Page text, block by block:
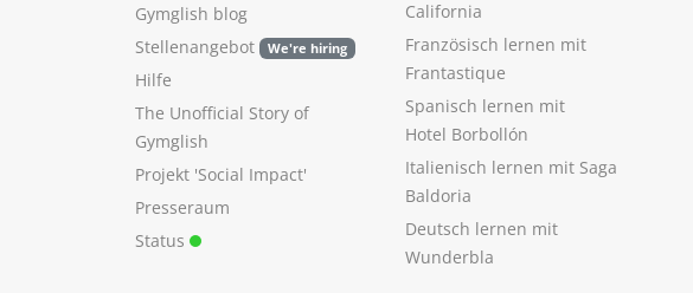
Gymglish blog
Stellenangebot
We're hiring
Hilfe
The Unofficial Story of
Gymglish
Projekt 'Social Impact'
Presseraum
Status
California
Französisch lernen mit
Frantastique
Spanisch lernen mit
Hotel Borbollón
Italienisch lernen mit Saga
Baldoria
Deutsch lernen mit
Wunderbla